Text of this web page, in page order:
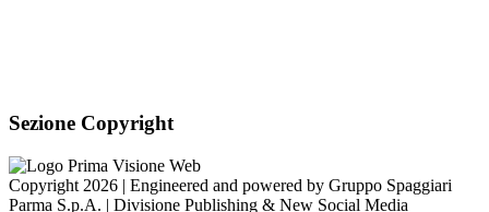
Sezione Copyright
Copyright 2026 | Engineered and powered by Gruppo Spaggiari
Parma S.p.A. | Divisione Publishing & New Social Media